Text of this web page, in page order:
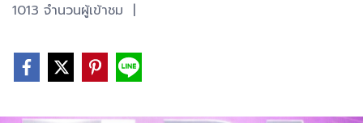
1013 จำนวนผู้เข้าชม |